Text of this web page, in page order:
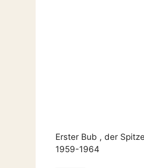
Erster Bub , der
1959-1964